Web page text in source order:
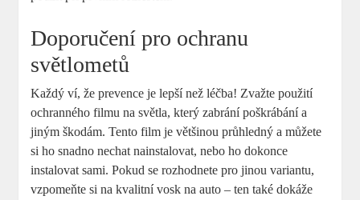
Doporučení pro ochranu
světlometů
Každý ví, že prevence je lepší než ⁤léčba! Zvažte použití
ochranného filmu na světla, který zabrání poškrábání a
jiným ⁣škodám. Tento film je většinou průhledný a ‌můžete
si​ ho snadno nechat nainstalovat, nebo ho dokonce
instalovat sami. Pokud se rozhodnete pro jinou variantu,
vzpomeňte si na kvalitní‌ vosk na auto – ten také dokáže